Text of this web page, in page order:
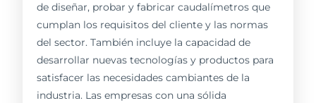
de diseñar, probar y fabricar caudalímetros que
cumplan los requisitos del cliente y las normas
del sector. También incluye la capacidad de
desarrollar nuevas tecnologías y productos para
satisfacer las necesidades cambiantes de la
industria. Las empresas con una sólida